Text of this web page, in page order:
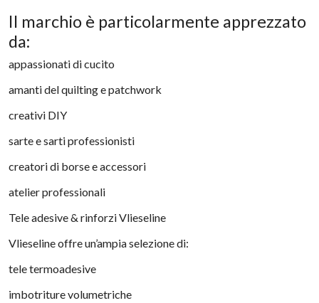
Il marchio è particolarmente apprezzato
da:
appassionati di cucito
amanti del quilting e patchwork
creativi DIY
sarte e sarti professionisti
creatori di borse e accessori
atelier professionali
Tele adesive & rinforzi Vlieseline
Vlieseline offre un’ampia selezione di:
tele termoadesive
imbotriture volumetriche